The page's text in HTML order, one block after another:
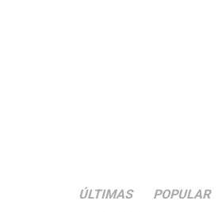
ÚLTIMAS POPULAR